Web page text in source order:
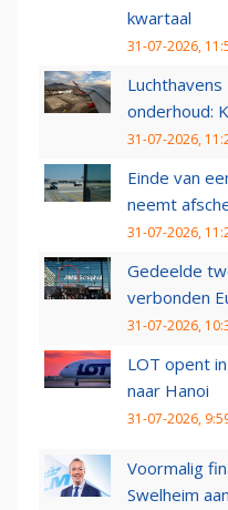
kwartaal
31-07-2026,
onderhoud:
31-07-2026,
Einde van
neemt
31-07-2026,
Gedeelde
verbonden
31-07-2026,
LOT opent
naar Hanoi
31-07-2026,
Voormalig
Swelheim